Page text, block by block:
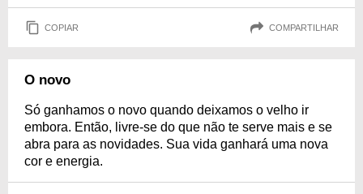
COPIAR COMPARTILHAR
O novo
Só ganhamos o novo quando deixamos o velho ir
embora. Então, livre-se do que não te serve mais e se
abra para as novidades. Sua vida ganhará uma nova
cor e energia.